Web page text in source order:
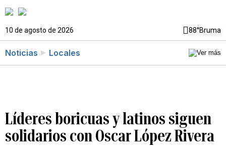
10 de agosto de 2026 88°Bruma
Noticias Locales
Líderes boricuas y latinos siguen
solidarios con Oscar López Rivera